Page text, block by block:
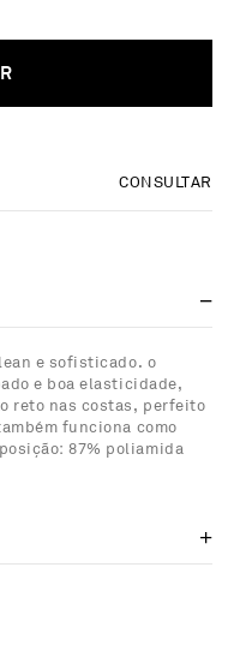
CONSULTAR
e sofisticado. o
e boa elasticidade,
reto nas costas, perfeito
funciona como
87% poliamida